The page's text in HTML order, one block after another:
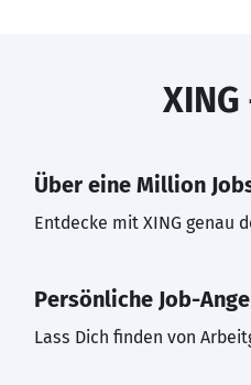
Über eine Million
Entdecke mit XING genau
Persönliche Job-
Lass Dich finden von